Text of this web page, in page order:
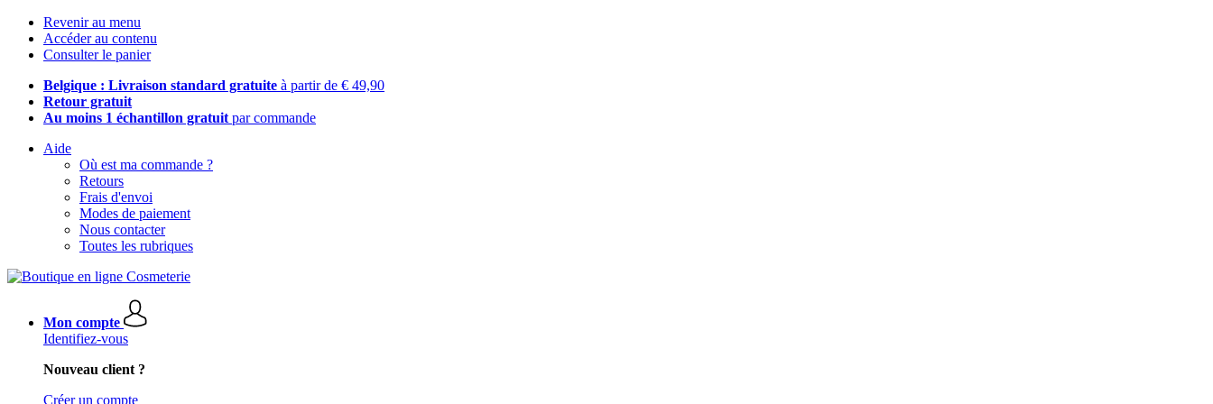
Revenir au menu
Accéder au contenu
Consulter le panier
Belgique : Livraison standard gratuite à partir de € 49,90
Retour gratuit
Au moins 1 échantillon gratuit par commande
Aide
Où est ma commande ?
Retours
Frais d'envoi
Modes de paiement
Nous contacter
Toutes les rubriques
Mon compte
Identifiez-vous
Nouveau client ?
Créer un compte